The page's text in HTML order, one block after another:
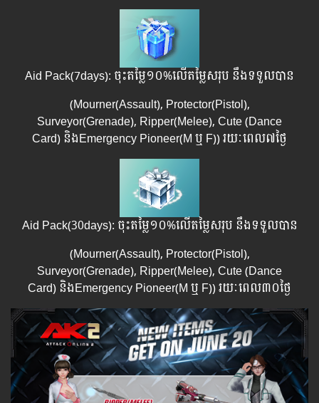
Aid Pack(7days): ចុះតម្លៃ១០%លើតម្លៃសរុប នឹងទទួលបាន
(Mourner(Assault), Protector(Pistol),
Surveyor(Grenade), Ripper(Melee), Cute (Dance
Card) និងEmergency Pioneer(M ឬ F)​)​​ រយៈពេល​​៧ថ្ងៃ
Aid Pack(30days): ចុះតម្លៃ១០%លើតម្លៃសរុប នឹងទទួលបាន
(Mourner(Assault), Protector(Pistol),
Surveyor(Grenade), Ripper(Melee), Cute (Dance
Card) និងEmergency Pioneer(M ឬ F)​)​ រយៈពេល​​៣០ថ្ងៃ